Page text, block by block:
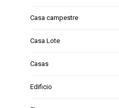
Casa campestre
Casa Lote
Casas
Edificio